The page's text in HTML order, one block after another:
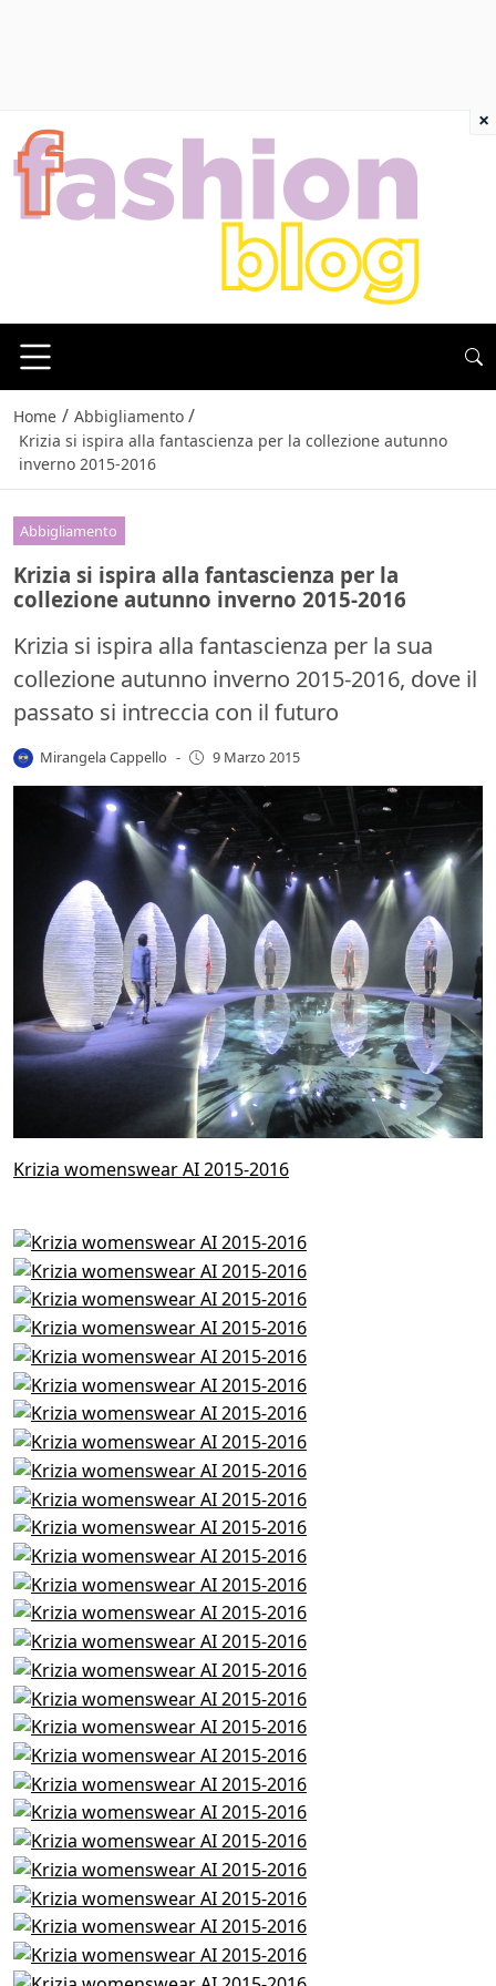
Home / Abbigliamento /
Krizia si ispira alla fantascienza per la collezione autunno
inverno 2015-2016
Abbigliamento
Krizia si ispira alla fantascienza per la
collezione autunno inverno 2015-2016
Krizia si ispira alla fantascienza per la sua
collezione autunno inverno 2015-2016, dove il
passato si intreccia con il futuro
Mirangela Cappello - 9 Marzo 2015
Krizia womenswear AI 2015-2016
×